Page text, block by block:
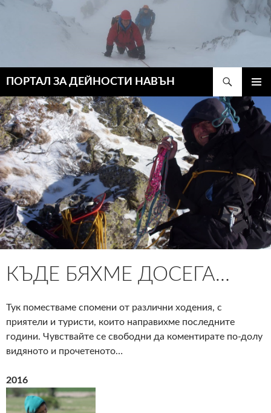
ПОРТАЛ ЗА ДЕЙНОСТИ НАВЪН
МЕНЮ
СЪДЪРЖАНИЕТО
КЪДЕ БЯХМЕ ДОСЕГА…
Тук поместваме спомени от различни ходения, с
приятели и туристи, които направихме последните
години. Чувствайте се свободни да коментирате по-долу
видяното и прочетеното…
2016